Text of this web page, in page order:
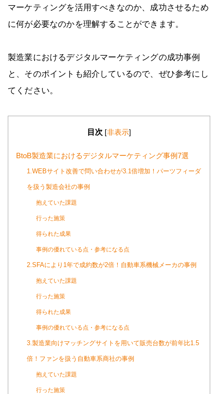
マーケティングを活用すべきなのか、成功させるため
に何が必要なのかを理解することができます。
製造業におけるデジタルマーケティングの成功事例
と、そのポイントも紹介しているので、ぜひ参考にし
てください。
目次 [非表示]
BtoB製造業におけるデジタルマーケティング事例7選
1.WEBサイト改善で問い合わせが3.1倍増加！パーツフィーダ
を扱う製造会社の事例
抱えていた課題
行った施策
得られた成果
事例の優れている点・参考になる点
2.SFAにより1年で成約数が2倍！自動車系機械メーカの事例
抱えていた課題
行った施策
得られた成果
事例の優れている点・参考になる点
3.製造業向けマッチングサイトを用いて販売台数が前年比1.5
倍！ファンを扱う自動車系商社の事例
抱えていた課題
行った施策